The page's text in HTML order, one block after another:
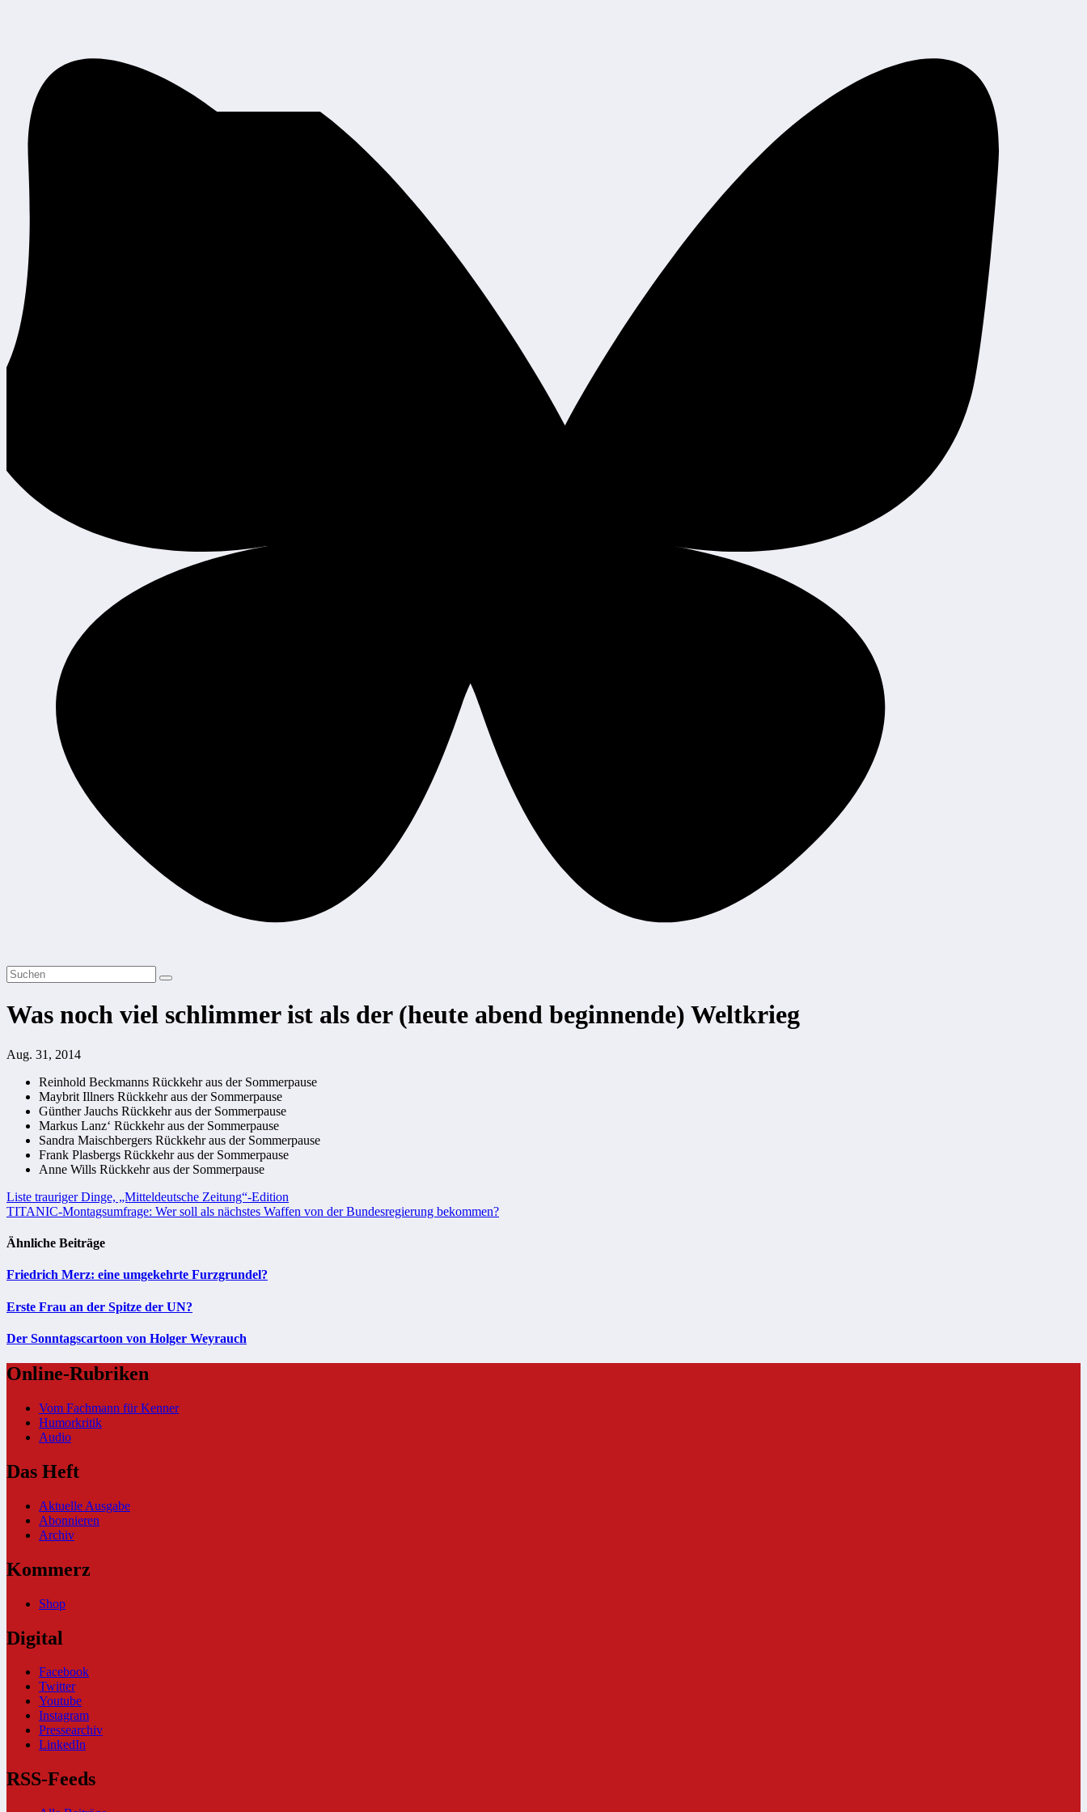
Was noch viel schlimmer ist als der (heute abend beginnende) Weltkrieg
Aug. 31, 2014
Reinhold Beckmanns Rückkehr aus der Sommerpause
Maybrit Illners Rückkehr aus der Sommerpause
Günther Jauchs Rückkehr aus der Sommerpause
Markus Lanz‘ Rückkehr aus der Sommerpause
Sandra Maischbergers Rückkehr aus der Sommerpause
Frank Plasbergs Rückkehr aus der Sommerpause
Anne Wills Rückkehr aus der Sommerpause
Beitragsnavigation
Liste trauriger Dinge, „Mitteldeutsche Zeitung“-Edition
TITANIC-Montagsumfrage: Wer soll als nächstes Waffen von der Bundesregierung bekommen?
Ähnliche Beiträge
Friedrich Merz: eine umgekehrte Furzgrundel?
Erste Frau an der Spitze der UN?
Der Sonntagscartoon von Holger Weyrauch
Online-Rubriken
Vom Fachmann für Kenner
Humorkritik
Audio
Das Heft
Aktuelle Ausgabe
Abonnieren
Archiv
Kommerz
Shop
Digital
Facebook
Twitter
Youtube
Instagram
Pressearchiv
LinkedIn
RSS-Feeds